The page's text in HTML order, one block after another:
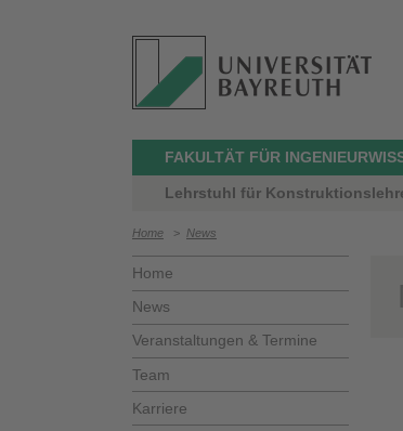
FAKULTÄT FÜR
Lehrstuhl für
Home > News
Home
News
Veranstaltungen & Termine
Team
Karriere